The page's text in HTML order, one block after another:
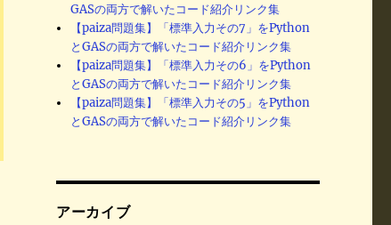
GASの両方で解いたコード紹介リンク集
【paiza問題集】「標準入力その7」をPython
とGASの両方で解いたコード紹介リンク集
【paiza問題集】「標準入力その6」をPython
とGASの両方で解いたコード紹介リンク集
【paiza問題集】「標準入力その5」をPython
とGASの両方で解いたコード紹介リンク集
アーカイブ